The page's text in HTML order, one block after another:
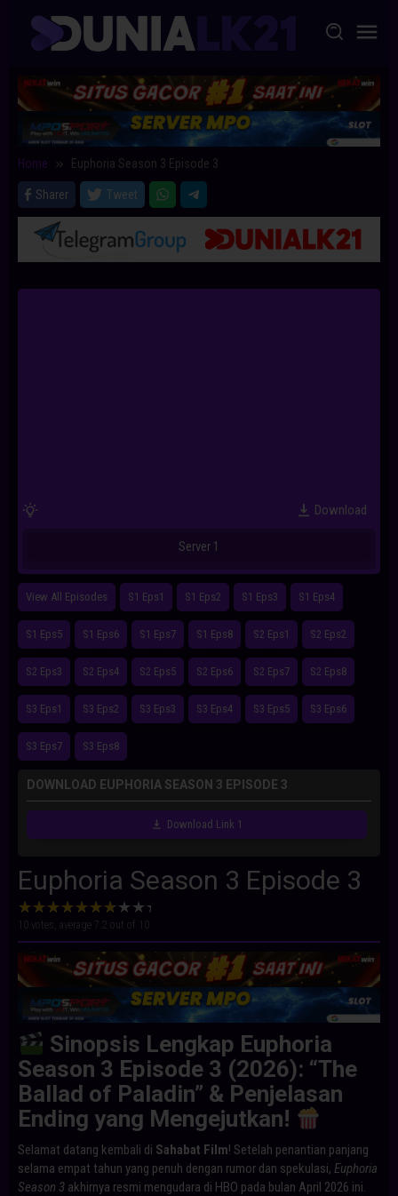
content
Home Euphoria Season 3 Episode 3
Sharer Tweet
Download
Server 1
View All Episodes S1 Eps1 S1 Eps2 S1 Eps3 S1 Eps4
S1 Eps5 S1 Eps6 S1 Eps7 S1 Eps8 S2 Eps1 S2 Eps2
S2 Eps3 S2 Eps4 S2 Eps5 S2 Eps6 S2 Eps7 S2 Eps8
S3 Eps1 S3 Eps2 S3 Eps3 S3 Eps4 S3 Eps5 S3 Eps6
S3 Eps7 S3 Eps8
DOWNLOAD EUPHORIA SEASON 3 EPISODE 3
Download Link 1
Euphoria Season 3 Episode 3
10 votes, average 7.2 out of 10
Sinopsis Lengkap Euphoria
Season 3 Episode 3 (2026): “The
Ballad of Paladin” & Penjelasan
Ending yang Mengejutkan!
Selamat datang kembali di Sahabat Film! Setelah penantian panjang
selama empat tahun yang penuh dengan rumor dan spekulasi, Euphoria
Season 3 akhirnya resmi mengudara di HBO pada bulan April 2026 ini.